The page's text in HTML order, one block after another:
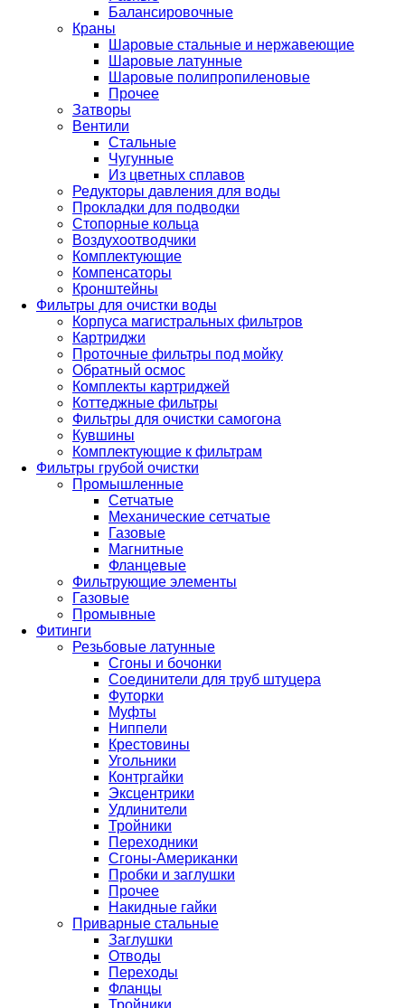
Балансировочные
Краны
Шаровые стальные и нержавеющие
Шаровые латунные
Шаровые полипропиленовые
Прочее
Затворы
Вентили
Стальные
Чугунные
Из цветных сплавов
Редукторы давления для воды
Прокладки для подводки
Стопорные кольца
Воздухоотводчики
Комплектующие
Компенсаторы
Кронштейны
Фильтры для очистки воды
Корпуса магистральных фильтров
Картриджи
Проточные фильтры под мойку
Обратный осмос
Комплекты картриджей
Коттеджные фильтры
Фильтры для очистки самогона
Кувшины
Комплектующие к фильтрам
Фильтры грубой очистки
Промышленные
Сетчатые
Механические сетчатые
Газовые
Магнитные
Фланцевые
Фильтрующие элементы
Газовые
Промывные
Фитинги
Резьбовые латунные
Сгоны и бочонки
Соединители для труб штуцера
Футорки
Муфты
Ниппели
Крестовины
Угольники
Контргайки
Эксцентрики
Удлинители
Тройники
Переходники
Сгоны-Американки
Пробки и заглушки
Прочее
Накидные гайки
Приварные стальные
Заглушки
Отводы
Переходы
Фланцы
Тройники